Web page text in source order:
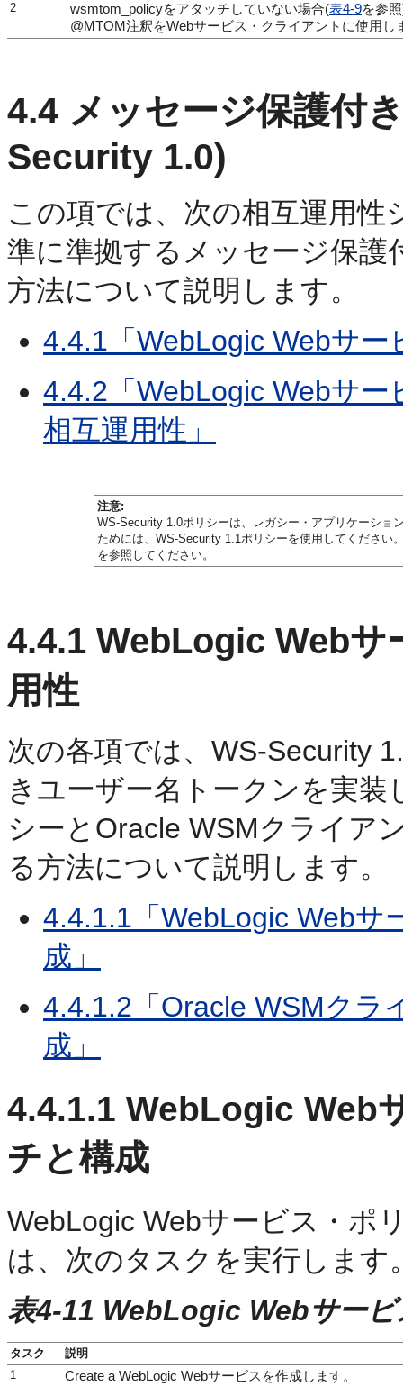
2 wsmtom_policyをアタッチしていない場合(表4-9を参
@MTOM注釈をWebサービス・クライアントに使用し
4.4 メッセージ保護付
Security 1.0)
この項では、次の相互運用
準に準拠するメッセージ保護
方法について説明します。
4.4.1「WebLogic Webサ
4.4.2「WebLogic Webサ
相互運用性」
注意:
WS-Security 1.0ポリシーは、レガシー・アプリケーショ
ためには、WS-Security 1.1ポリシーを使用してください
を参照してください。
4.4.1 WebLogic Webサ
用性
次の各項では、WS-Security
きユーザー名トークンを実
シーとOracle WSMクライア
る方法について説明します。
4.4.1.1「WebLogic Webサ
成」
4.4.1.2「Oracle WSMクラ
成」
4.4.1.1 WebLogic Web
チと構成
WebLogic Webサービス・ポ
は、次のタスクを実行します
表4-11 WebLogic Webサー
タスク
説明
1
Create a WebLogic Webサービスを作成します。